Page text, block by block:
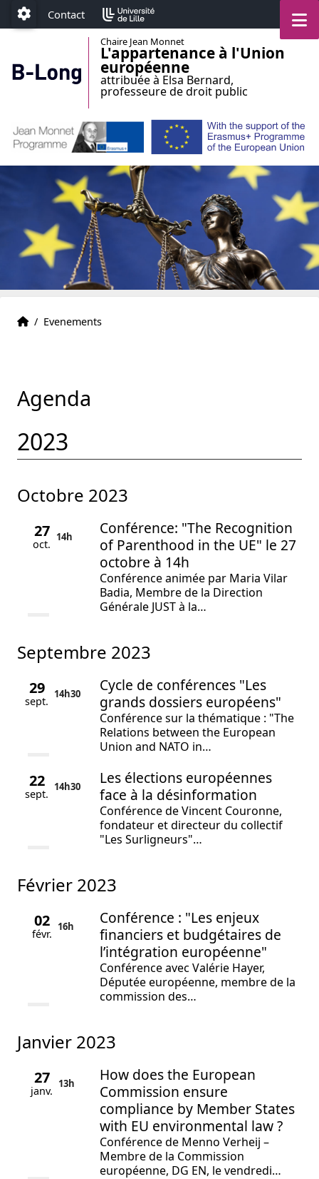
Accéder au menu principal
Accéder au contenu
Paramétrage
Contact
Chaire Jean Monnet
L'appartenance à l'Union
européenne
attribuée à Elsa Bernard,
professeure de droit public
Accueil
Accueil
/ Evenements
Agenda
2023
octobre 2023
27
oct.
14h
Conférence: "The Recognition
of Parenthood in the UE" le 27
octobre à 14h
Conférence animée par Maria Vilar
Badia, Membre de la Direction
Générale JUST à la…
septembre 2023
29
sept.
14h30
Cycle de conférences "Les
grands dossiers européens"
Conférence sur la thématique : "The
Relations between the European
Union and NATO in…
22
sept.
14h30
Les élections européennes
face à la désinformation
Conférence de Vincent Couronne,
fondateur et directeur du collectif
"Les Surligneurs"…
février 2023
02
févr.
16h
Conférence : "Les enjeux
financiers et budgétaires de
l’intégration européenne"
Conférence avec Valérie Hayer,
Députée européenne, membre de la
commission des…
janvier 2023
27
janv.
13h
How does the European
Commission ensure
compliance by Member States
with EU environmental law ?
Conférence de Menno Verheij –
Membre de la Commission
européenne, DG EN, le vendredi…